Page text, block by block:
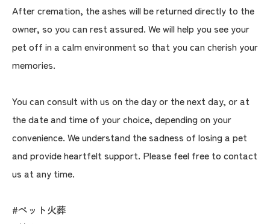
After cremation, the ashes will be returned directly to the
owner, so you can rest assured. We will help you see your
pet off in a calm environment so that you can cherish your
memories.
You can consult with us on the day or the next day, or at
the date and time of your choice, depending on your
convenience. We understand the sadness of losing a pet
and provide heartfelt support. Please feel free to contact
us at any time.
#ペット火葬